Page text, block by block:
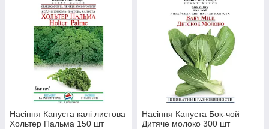
Насіння Капуста калі листова
Хольтер Пальма 150 шт
Насіння Капуста Бок-чой
Дитяче молоко 300 шт